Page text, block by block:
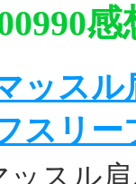
感
ッス
スリー
ッスル